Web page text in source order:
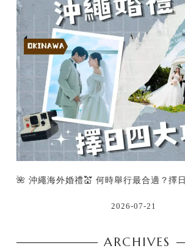
🌺 沖繩海外婚禮💒 何時舉行最合適？擇
2026-07-21
ARCHIVES